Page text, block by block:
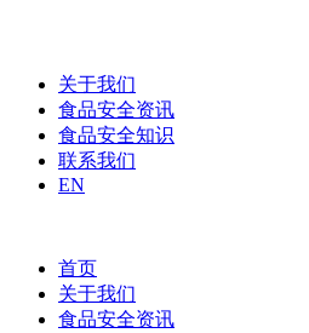
关于我们
食品安全资讯
食品安全知识
联系我们
EN
首页
关于我们
食品安全资讯